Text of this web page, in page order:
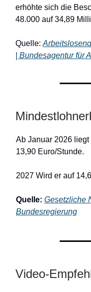
erhöhte sich die
48.000 auf 34,89
Quelle:
| Bundesagentur für
Ab Januar 2026
13,90 Euro/Stunde.
2027 Wird er auf
Quelle: Gesetzliche
Bundesregierung
Video-